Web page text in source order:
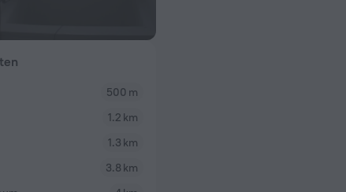
500 m
1.2 km
1.3 km
3.8 km